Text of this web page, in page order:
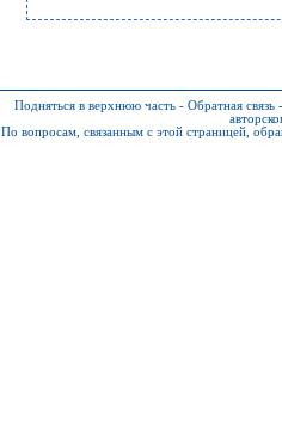
Подняться в верхнюю часть - Обратная связь -
По вопросам, связанным с этой страницей,